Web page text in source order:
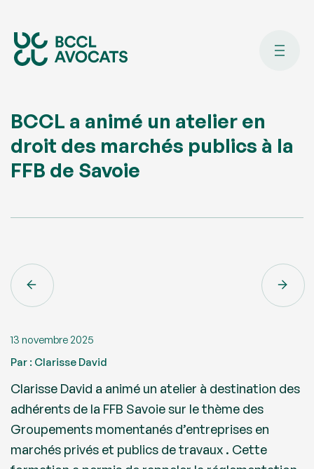
BCCL a animé un atelier en
droit des marchés publics à la
FFB de Savoie
13 novembre 2025
Par : Clarisse David
Clarisse David a animé un atelier à destination des
adhérents de la FFB Savoie sur le thème des
Groupements momentanés d’entreprises en
marchés privés et publics de travaux . Cette